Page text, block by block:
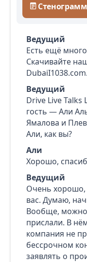
Ведущий
Есть ещё
Скачивайте
DubaiI1038.com.
Ведущий
Drive Live
гость — Али
Ямалова и
Али, как вы?
Али
Хорошо,
Ведущий
Очень хорошо,
вас. Думаю,
Вообще, можно
прислали. В
компания не
бессрочном
заявлять о